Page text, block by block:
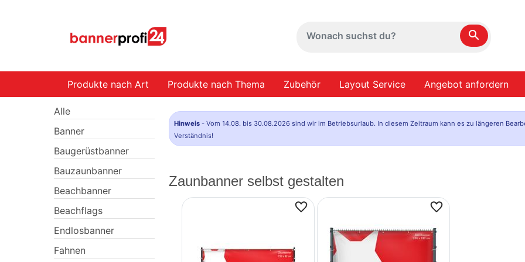
search
Produkte nach Art Produkte nach Thema Zubehör Layout Service Angebot anfordern
Alle
Banner
Baugerüstbanner
Bauzaunbanner
Beachbanner
Beachflags
Endlosbanner
Fahnen
Hinweis - Vom 14.08. bis 30.08.2026 sind wir im Betriebsurlaub. In diesem Zeitraum kann es zu längeren
Verständnis!
Zaunbanner selbst gestalten